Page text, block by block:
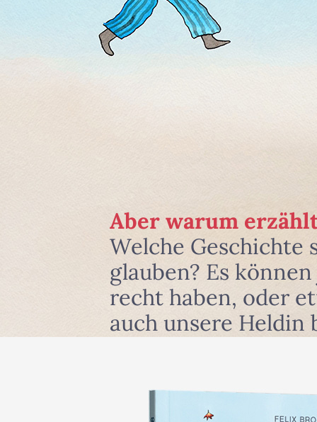
Aber warum
Welche Geschichte
glauben? Es
recht haben, oder
auch unsere Heldin